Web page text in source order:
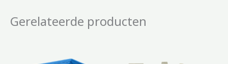
Gerelateerde producten